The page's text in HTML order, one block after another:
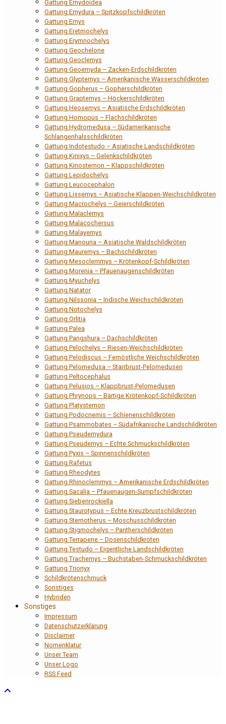
Gattung Emydoidea
Gattung Emydura – Spitzkopfschildkröten
Gattung Emys
Gattung Eretmochelys
Gattung Erymnochelys
Gattung Geochelone
Gattung Geoclemys
Gattung Geoemyda – Zacken-Erdschildkröten
Gattung Glyptemys – Amerikanische Wasserschildkröten
Gattung Gopherus – Gopherschildkröten
Gattung Graptemys – Höckerschildkröten
Gattung Heosemys – Asiatische Erdschildkröten
Gattung Homopus – Flachschildkröten
Gattung Hydromedusa – Südamerikanische
Schlangenhalsschildkröten
Gattung Indotestudo – Asiatische Landschildkröten
Gattung Kinixys – Gelenkschildkröten
Gattung Kinosternon – Klappschildkröten
Gattung Lepidochelys
Gattung Leucocephalon
Gattung Lissemys – Asiatische Klappen-Weichschildkröten
Gattung Macrochelys – Geierschildkröten
Gattung Malaclemys
Gattung Malacochersus
Gattung Malayemys
Gattung Manouria – Asiatische Waldschildkröten
Gattung Mauremys – Bachschildkröten
Gattung Mesoclemmys – Krötenkopf-Schildkröten
Gattung Morenia – Pfauenaugenschildkröten
Gattung Myuchelys
Gattung Natator
Gattung Nilssonia – Indische Weichschildkröten
Gattung Notochelys
Gattung Orlitia
Gattung Palea
Gattung Pangshura – Dachschildkröten
Gattung Pelochelys – Riesen-Weichschildkröten
Gattung Pelodiscus – Fernöstliche Weichschildkröten
Gattung Pelomedusa – Starrbrust-Pelomedusen
Gattung Peltocephalus
Gattung Pelusios – Klappbrust-Pelomedusen
Gattung Phrynops – Bärtige Krötenkopf-Schildkröten
Gattung Platysternon
Gattung Podocnemis – Schienenschildkröten
Gattung Psammobates – Südafrikanische Landschildkröten
Gattung Pseudemydura
Gattung Pseudemys – Echte Schmuckschildkröten
Gattung Pyxis – Spinnenschildkröten
Gattung Rafetus
Gattung Rheodytes
Gattung Rhinoclemmys – Amerikanische Erdschildkröten
Gattung Sacalia – Pfauenaugen-Sumpfschildkröten
Gattung Siebenrockiella
Gattung Staurotypus – Echte Kreuzbrustschildkröten
Gattung Sternotherus – Moschusschildkröten
Gattung Stigmochelys – Pantherschildkröten
Gattung Terrapene – Dosenschildkröten
Gattung Testudo – Eigentliche Landschildkröten
Gattung Trachemys – Buchstaben-Schmuckschildkröten
Gattung Trionyx
Schildkrötenschmuck
Sonstiges
Hybriden
Sonstiges
Impressum
Datenschutzerklärung
Disclaimer
Nomenklatur
Unser Team
Unser Logo
RSS Feed